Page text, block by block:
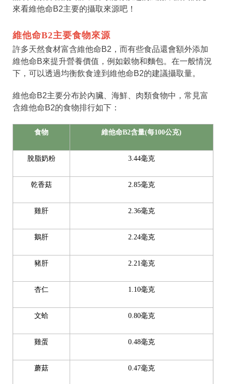
來看維他命B2主要的攝取來源吧！
維他命B2主要食物來源
許多天然食材富含維他命B2，而有些食品還會額外添加
維他命B來提升營養價值，例如穀物和麵包。在一般情況
下，可以透過均衡飲食達到維他命B2的建議攝取量。
維他命B2主要分布於內臟、海鮮、肉類食物中，常見富
含維他命B2的食物排行如下：
食物 維他命B2含量(每100公克)
脫脂奶粉 3.44毫克
乾香菇 2.85毫克
雞肝 2.36毫克
鵝肝 2.24毫克
豬肝 2.21毫克
杏仁 1.10毫克
文蛤 0.80毫克
雞蛋 0.48毫克
蘑菇 0.47毫克